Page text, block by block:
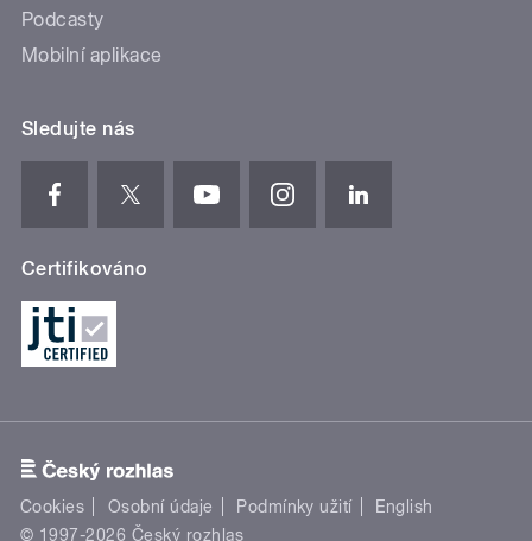
Podcasty
Mobilní aplikace
Sledujte nás
Certifikováno
Cookies Osobní údaje Podmínky užití
English
© 1997-2026 Český rozhlas